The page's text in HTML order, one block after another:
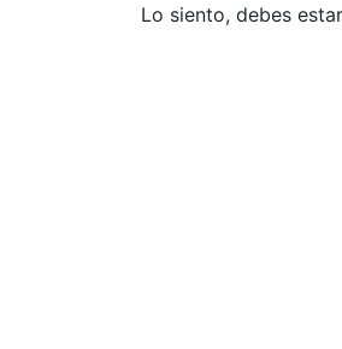
Lo siento, debes estar